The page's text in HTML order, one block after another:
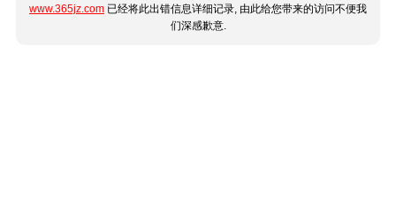
www.365jz.com 已经将此出错信息详细记录, 由此给您带来的访问不便我
们深感歉意.